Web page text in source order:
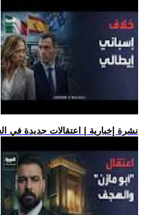
.. نشرة إخبارية | اعتقالات جديدة